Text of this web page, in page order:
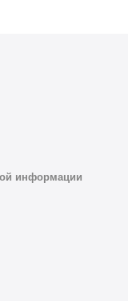
информации